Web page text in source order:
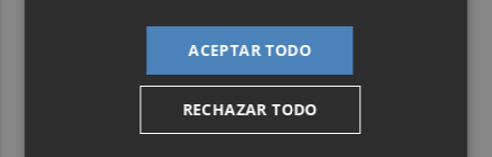
ACEPTAR TODO
RECHAZAR TODO